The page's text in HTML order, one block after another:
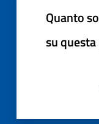
Quanto
su